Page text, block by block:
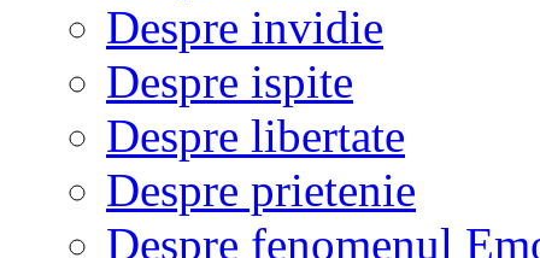
Despre invidie
Despre ispite
Despre libertate
Despre prietenie
Despre fenomenul